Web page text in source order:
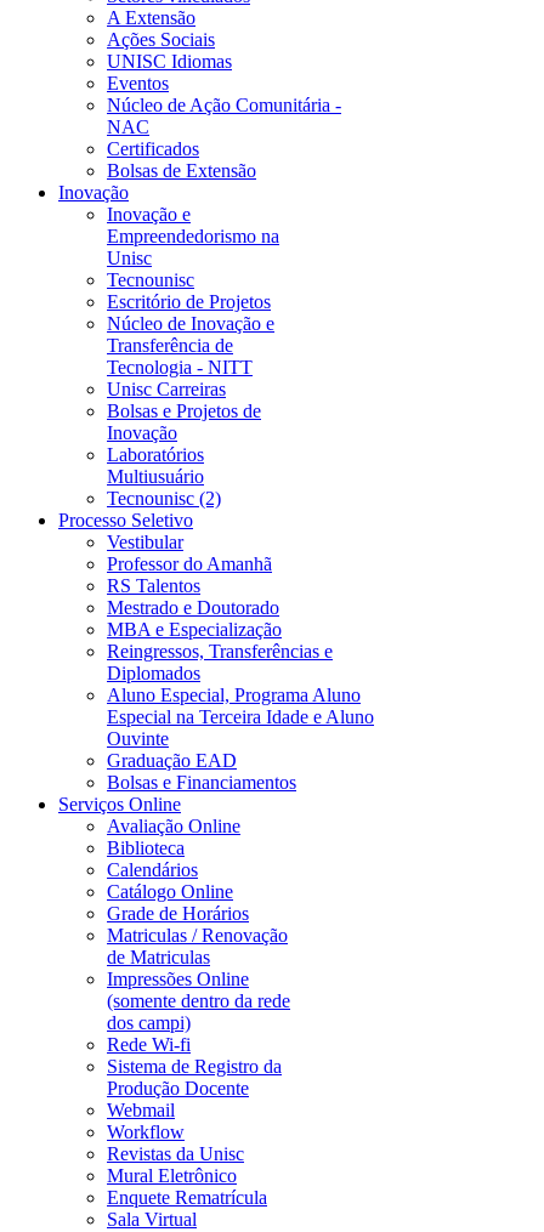
A Extensão
Ações Sociais
UNISC Idiomas
Eventos
Núcleo de Ação Comunitária -
NAC
Certificados
Bolsas de Extensão
Inovação
Inovação e
Empreendedorismo na
Unisc
Tecnounisc
Escritório de Projetos
Núcleo de Inovação e
Transferência de
Tecnologia - NITT
Unisc Carreiras
Bolsas e Projetos de
Inovação
Laboratórios
Multiusuário
Tecnounisc (2)
Processo Seletivo
Vestibular
Professor do Amanhã
RS Talentos
Mestrado e Doutorado
MBA e Especialização
Reingressos, Transferências e
Diplomados
Aluno Especial, Programa Aluno
Especial na Terceira Idade e Aluno
Ouvinte
Graduação EAD
Bolsas e Financiamentos
Serviços Online
Avaliação Online
Biblioteca
Calendários
Catálogo Online
Grade de Horários
Matriculas / Renovação
de Matriculas
Impressões Online
(somente dentro da rede
dos campi)
Rede Wi-fi
Sistema de Registro da
Produção Docente
Webmail
Workflow
Revistas da Unisc
Mural Eletrônico
Enquete Rematrícula
Sala Virtual